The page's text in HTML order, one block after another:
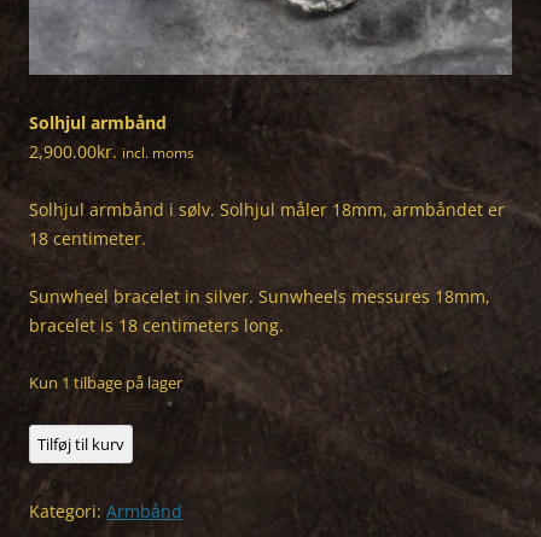
Solhjul armbånd
2,900.00kr. incl. moms
Solhjul armbånd i sølv. Solhjul måler 18mm, armbåndet er
18 centimeter.
Sunwheel bracelet in silver. Sunwheels messures 18mm,
bracelet is 18 centimeters long.
Kun 1 tilbage på lager
Solhjul
armbånd
antal
Tilføj til kurv
Kategori: Armbånd